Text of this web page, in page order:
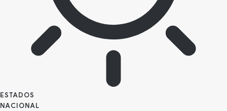
ESTADOS
NACIONAL